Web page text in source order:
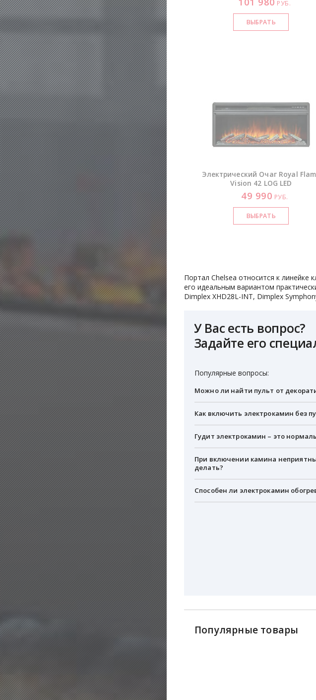
РУБ.
Электрический Очаг Royal
Vision 42 LOG LED
49 990 РУБ.
Портал Chelsea относится к линейке
его идеальным вариантом
Dimplex XHD28L-INT, Dimplex
У Вас есть вопрос?
Задайте его
Популярные вопросы:
Можно ли найти пульт от
Как включить электрокамин без
Гудит электрокамин – это
При включении камина
делать?
Способен ли электрокамин
Популярные товары